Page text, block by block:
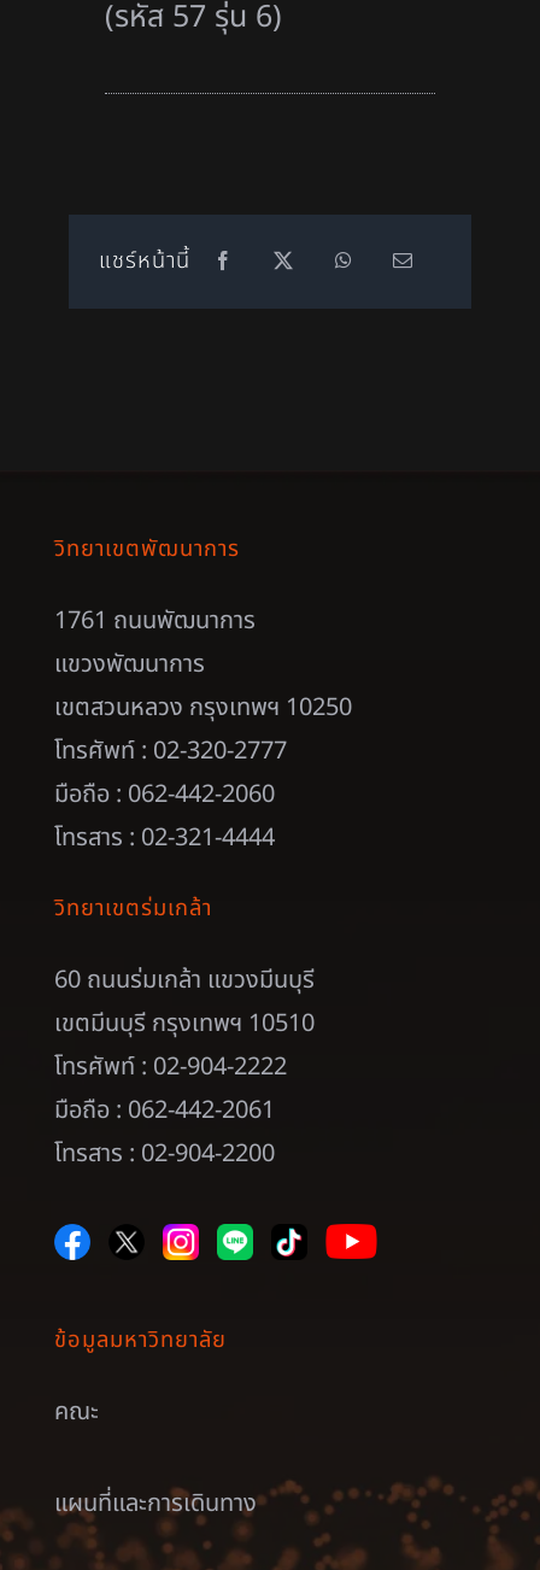
(รหัส 57 รุ่น 6)
แชร์หน้านี้
วิทยาเขตพัฒนาการ
1761 ถนนพัฒนาการ
แขวงพัฒนาการ
เขตสวนหลวง กรุงเทพฯ 10250
โทรศัพท์ : 02-320-2777
มือถือ : 062-442-2060
โทรสาร : 02-321-4444
วิทยาเขตร่มเกล้า
60 ถนนร่มเกล้า แขวงมีนบุรี
เขตมีนบุรี กรุงเทพฯ 10510
โทรศัพท์ : 02-904-2222
มือถือ : 062-442-2061
โทรสาร : 02-904-2200
ข้อมูลมหาวิทยาลัย
คณะ
แผนที่และการเดินทาง